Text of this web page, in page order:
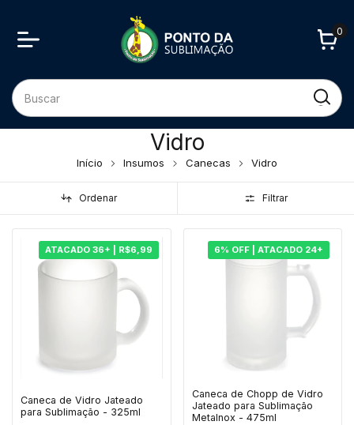
0
Vidro
Início Insumos Canecas Vidro
Ordenar Filtrar
ATACADO 36+ | R$6,99
Caneca de Vidro Jateado
para Sublimação - 325ml
6% OFF | ATACADO 24+
Caneca de Chopp de Vidro
Jateado para Sublimação
Metalnox - 475ml